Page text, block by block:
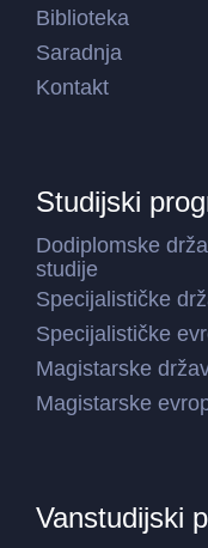
Biblioteka
Saradnja
Kontakt
Studijski
Dodiplomske
studije
Specijalističke
Specijalističke
Magistarske
Magistarske
Vanstudijski